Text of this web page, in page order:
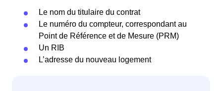
Le nom du titulaire du contrat
Le numéro du compteur, correspondant au
Point de Référence et de Mesure (PRM)
Un RIB
L’adresse du nouveau logement